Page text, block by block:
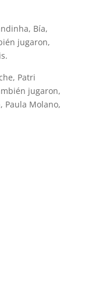
Bía,
jugaron,
Patri
jugaron,
Paula Molano,